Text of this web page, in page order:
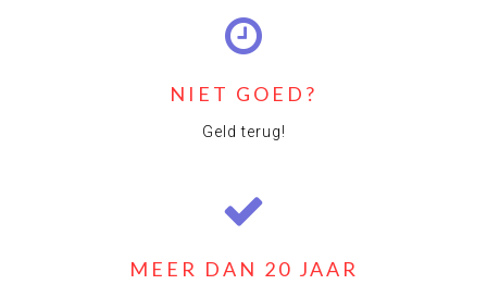
NIET GOED?
Geld terug!
MEER DAN 20 JAAR